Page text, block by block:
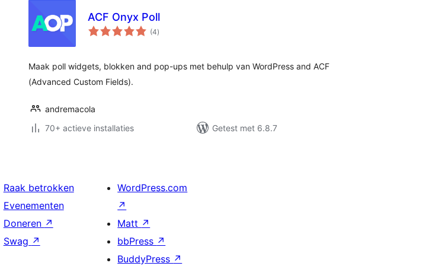
ACF Onyx Poll
(4totaal
waarderingen
)
Maak poll widgets, blokken and pop-ups met behulp van WordPress and ACF
(Advanced Custom Fields).
andremacola
70+ actieve installaties
Getest met 6.8.7
Raak betrokken
Evenementen
Doneren ↗
Swag ↗
WordPress.com
↗
Matt ↗
bbPress ↗
BuddyPress ↗